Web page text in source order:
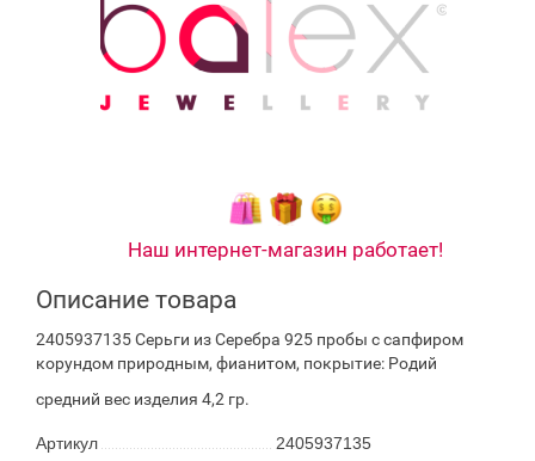
Наш интернет-магазин работает!
Описание товара
2405937135 Серьги из Серебра 925 пробы с сапфиром
корундом природным, фианитом, покрытие: Родий
средний вес изделия 4,2 гр.
Артикул
2405937135